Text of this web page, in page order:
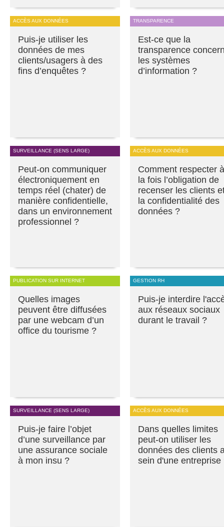
ACCÈS AUX DONNÉES
Puis-je utiliser les
données de mes
clients/usagers à des
fins d’enquêtes ?
TRANSPARENCE
Est-ce que la
transparence
les systèmes
d’information ?
SURVEILLANCE (SENS LARGE)
Peut-on communiquer
électroniquement en
temps réel (chater) de
manière confidentielle,
dans un environnement
professionnel ?
ACCÈS AUX DONNÉES
Comment respecter à
la fois l’obligation de
recenser les clients
la confidentialité des
données ?
PUBLICATION SUR INTERNET
Quelles images
peuvent être diffusées
par une webcam d’un
office du tourisme ?
GESTION RH
Puis-je interdire
aux réseaux sociaux
durant le travail ?
SURVEILLANCE (SENS LARGE)
Puis-je faire l’objet
d’une surveillance par
une assurance sociale
à mon insu ?
ACCÈS AUX DONNÉES
Dans quelles limites
peut-on utiliser les
données des clients
sein d'une entreprise